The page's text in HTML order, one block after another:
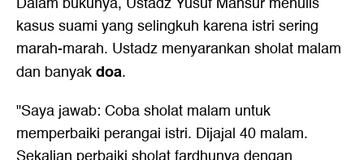
kasus suami yang selingkuh karena istri sering
marah-marah. Ustadz menyarankan sholat malam
dan banyakdoa.
"Saya jawab: Coba sholat malam untuk
memperbaiki perangai istri. Dijajal 40 malam.